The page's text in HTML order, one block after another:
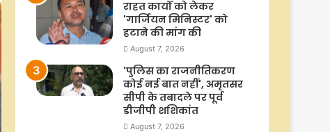
राहत कार्यों को लेकर
'गार्जियन मिनिस्टर' को
हटाने की मांग की
August 7, 2026
'पुलिस का राजनीतिकरण
कोई नई बात नहीं', अमृतसर
सीपी के तबादले पर पूर्व
डीजीपी शशिकांत
August 7, 2026